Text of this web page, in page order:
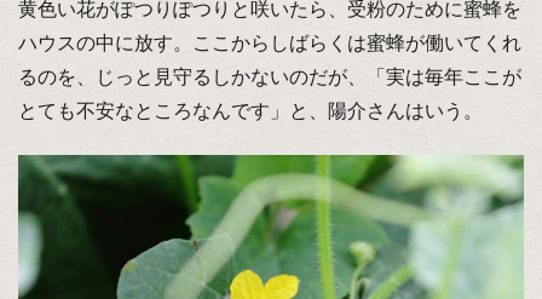
黄色い花がぽつりぽつりと咲いたら、受粉のために蜜蜂を
ハウスの中に放す。ここからしばらくは蜜蜂が働いてくれ
るのを、じっと見守るしかないのだが、「実は毎年ここが
とても不安なところなんです」と、陽介さんはいう。